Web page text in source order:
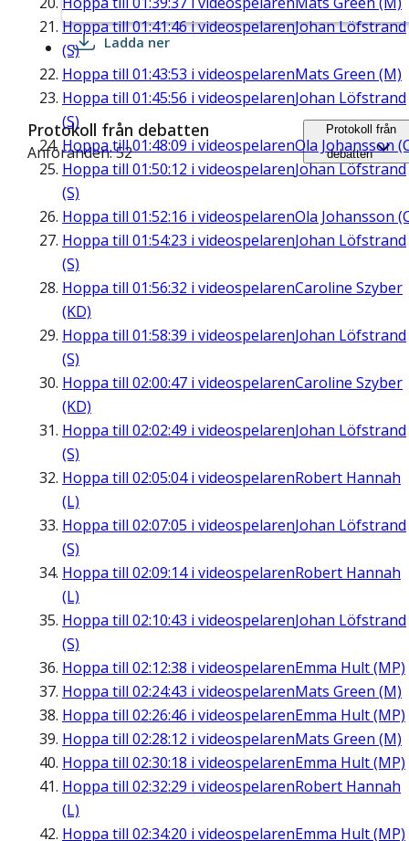
Hoppa till01:41:46i videospelarenJohan Löfstrand
(S)
Hoppa till 01:43:53 i videospelarenMats Green (M)
Hoppa till 01:45:56 i videospelarenJohan Löfstrand
(S)
Hoppa till01:48:09 i videospelarenOla Johansson
Hoppa till 01:50:12 i videospelarenJohan Löfstrand
(S)
Hoppa till 01:52:16 i videospelarenOla Johansson
Hoppa till 01:54:23 i videospelarenJohan Löfstrand
(S)
Hoppa till 01:56:32 i videospelarenCaroline Szyber
(KD)
Hoppa till 01:58:39 i videospelarenJohan Löfstrand
(S)
Hoppa till 02:00:47 i videospelarenCaroline Szyber
(KD)
Hoppa till 02:02:49 i videospelarenJohan Löfstrand
(S)
Hoppa till 02:05:04i videospelarenRobert Hannah
(L)
Hoppa till 02:07:05 i videospelarenJohan Löfstrand
(S)
Hoppa till 02:09:14i videospelarenRobert Hannah
(L)
Hoppa till 02:10:43 i videospelarenJohan Löfstrand
(S)
Hoppa till 02:12:38 i videospelarenEmma Hult (MP)
Hoppa till 02:24:43 i videospelarenMats Green (M)
Hoppa till 02:26:46 i videospelarenEmma Hult (MP)
Hoppa till 02:28:12 i videospelarenMats Green (M)
Hoppa till 02:30:18 i videospelarenEmma Hult (MP)
Hoppa till 02:32:29 i videospelarenRobert Hannah
(L)
Hoppa till 02:34:20 i videospelarenEmma Hult (MP)
Ladda ner
Protokoll från debatten
Anföranden: 52
Protokoll från
debatten